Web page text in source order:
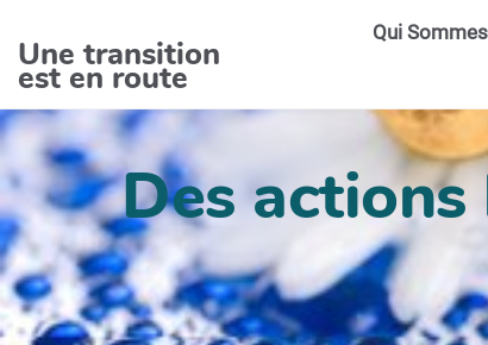
Une transition
est en route
Qui
Des actions